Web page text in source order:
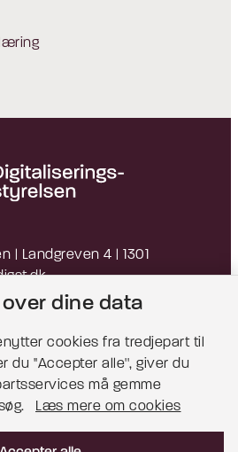
| Landgreven 4 | 1301
CVR: 34051178
dine data
cookies fra tredjepart til
du ''Accepter alle'', giver du
må gemme
Læs mere om cookies